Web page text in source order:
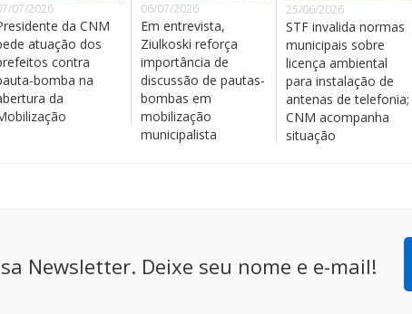
07/2026
da CNM
atuação dos
contra
bomba na
da
06/07/2026
Em entrevista,
Ziulkoski reforça
importância de
discussão de pautas-
bombas em
mobilização
municipalista
25/06/2026
STF invalida normas
municipais sobre
licença ambiental
para instalação de
antenas de telefonia;
CNM acompanha
situação
Newsletter. Deixe seu nome e e-mail!